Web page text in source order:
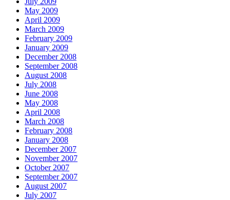
May 2009
April 2009
March 2009
February 2009
January 2009
December 2008
September 2008
August 2008
July 2008
June 2008
May 2008
April 2008
March 2008
February 2008
January 2008
December 2007
November 2007
October 2007
September 2007
August 2007
July 2007